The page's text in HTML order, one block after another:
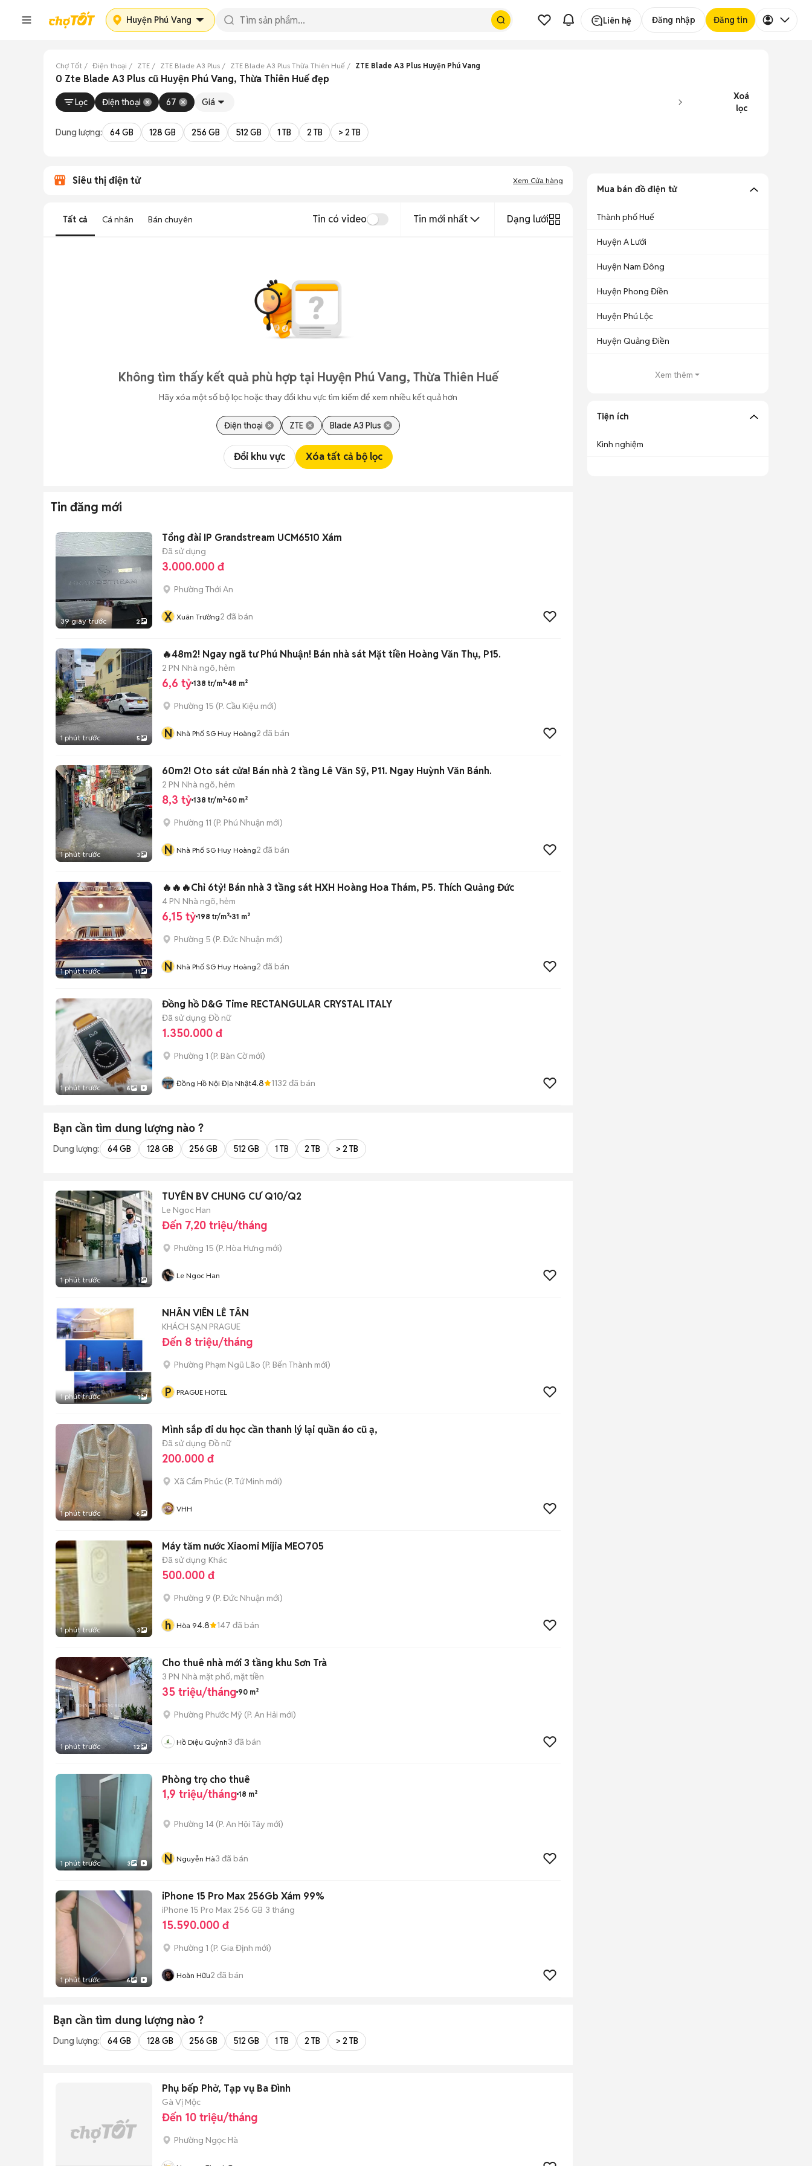
Huyện Phú Vang Liên hệ Đăng nhập Đăng tin
Chợ Tốt Điện thoại ZTE ZTE Blade A3 Plus ZTE Blade A3 Plus Thừa Thiên Huế ZTE Blade A3 Plus Huyện Phú Vang
0 Zte Blade A3 Plus cũ Huyện Phú Vang, Thừa Thiên Huế đẹp
Lọc Điện thoại 67 Giá
Xoá
lọc
Dung lượng: 64 GB 128 GB 256 GB 512 GB 1 TB 2 TB > 2 TB
Siêu thị điện tử Xem Cửa hàng
Tất cả Cá nhân Bán chuyên Tin có video Tin mới nhất Dạng lưới
Không tìm thấy kết quả phù hợp tại Huyện Phú Vang, Thừa Thiên Huế
Hãy xóa một số bộ lọc hoặc thay đổi khu vực tìm kiếm để xem nhiều kết quả hơn
Điện thoại ZTE Blade A3 Plus
Đổi khu vực Xóa tất cả bộ lọc
Tin đăng mới
39 giây trước 2
Tổng đài IP Grandstream UCM6510 Xám
Đã sử dụng
3.000.000 đ
Phường Thới An
X Xuân Trường2 đã bán
1 phút trước 5
🔥48m2! Ngay ngã tư Phú Nhuận! Bán nhà sát Mặt tiền Hoàng Văn Thụ, P15.
2 PN Nhà ngõ, hẻm
6,6 tỷ 138 tr/m² 48 m²
Phường 15 (P. Cầu Kiệu mới)
N Nhà Phố SG Huy Hoàng2 đã bán
1 phút trước 3
60m2! Oto sát cửa! Bán nhà 2 tầng Lê Văn Sỹ, P11. Ngay Huỳnh Văn Bánh.
2 PN Nhà ngõ, hẻm
8,3 tỷ 138 tr/m² 60 m²
Phường 11 (P. Phú Nhuận mới)
N Nhà Phố SG Huy Hoàng2 đã bán
1 phút trước 11
🔥🔥🔥Chỉ 6tỷ! Bán nhà 3 tầng sát HXH Hoàng Hoa Thám, P5. Thích Quảng Đức
4 PN Nhà ngõ, hẻm
6,15 tỷ 198 tr/m² 31 m²
Phường 5 (P. Đức Nhuận mới)
N Nhà Phố SG Huy Hoàng2 đã bán
1 phút trước 6
Đồng hồ D&G Time RECTANGULAR CRYSTAL ITALY
Đã sử dụng Đồ nữ
1.350.000 đ
Phường 1 (P. Bàn Cờmới)
Đồng Hồ Nội Địa Nhật4.8 1132 đã bán
Bạn cần tìm dung lượng nào ?
Dung lượng: 64 GB 128 GB 256 GB 512 GB 1 TB 2 TB > 2 TB
1 phút trước 1
TUYỂN BV CHUNG CƯ Q10/Q2
Le Ngoc Han
Đến 7,20 triệu/tháng
Phường 15 (P. Hòa Hưng mới)
Le Ngoc Han
1 phút trước 1
NHÂN VIÊN LỄ TÂN
KHÁCH SẠN PRAGUE
Đến 8 triệu/tháng
Phường Phạm Ngũ Lão (P. Bến Thành mới)
P PRAGUE HOTEL
1 phút trước 6
Mình sắp đi du học cần thanh lý lại quần áo cũ ạ,
Đã sử dụng Đồ nữ
200.000 đ
Xã Cẩm Phúc (P. Tứ Minh mới)
VHH
1 phút trước 3
Máy tăm nước Xiaomi Mijia MEO705
Đã sử dụng Khác
500.000 đ
Phường 9 (P. Đức Nhuận mới)
h Hòa 94.8 147 đã bán
1 phút trước 12
Cho thuê nhà mới 3 tầng khu Sơn Trà
3 PN Nhà mặt phố, mặt tiền
35 triệu/tháng 90 m²
Phường Phước Mỹ (P. An Hải mới)
Hồ Diệu Quỳnh3 đã bán
1 phút trước 3
Phòng trọ cho thuê
1,9 triệu/tháng 18 m²
Phường 14 (P. An Hội Tây mới)
N Nguyễn Hà3 đã bán
1 phút trước 6
iPhone 15 Pro Max 256Gb Xám 99%
iPhone 15 Pro Max 256 GB 3 tháng
15.590.000 đ
Phường 1 (P. Gia Định mới)
Hoàn Hữu2 đã bán
Bạn cần tìm dung lượng nào ?
Dung lượng: 64 GB 128 GB 256 GB 512 GB 1 TB 2 TB > 2 TB
Phụ bếp Phở, Tạp vụ Ba Đình
Gà Vị Mộc
Đến 10 triệu/tháng
Phường Ngọc Hà
Mua bán đồ điện tử
Thành phố Huế
Huyện A Lưới
Huyện Nam Đông
Huyện Phong Điền
Huyện Phú Lộc
Huyện Quảng Điền
Xem thêm
Tiện ích
Kinh nghiệm